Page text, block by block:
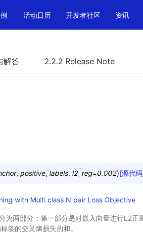
活动日历 开发者社区 资讯
解答 2.2.2 Release Note
, positive, labels, l2_reg=0.002)[源代
with Multi class N pair Loss Objective
为两部分：第一部分是对嵌入向量进行L2正
签的交叉熵损失的和。